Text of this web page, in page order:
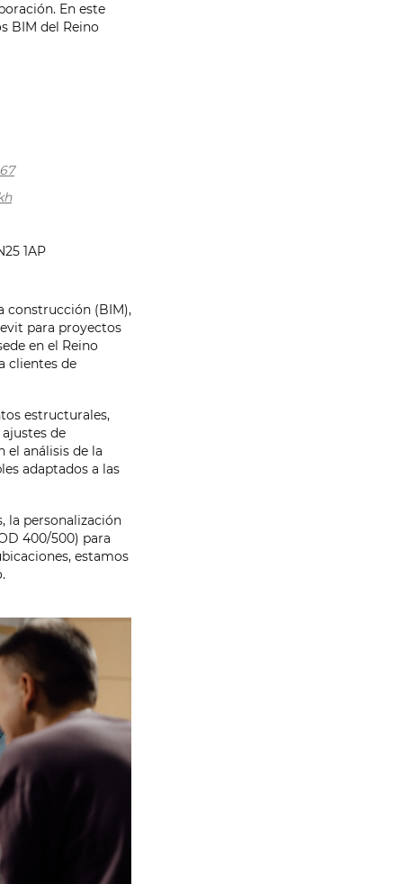
En este
BIM del Reino
1AP
construcción (BIM),
para proyectos
en el Reino
clientes de
estructurales,
de
análisis de la
adaptados a las
la personalización
400/500) para
estamos